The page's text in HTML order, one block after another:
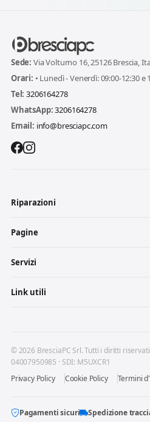
Sede: Via Volturno 16, 25126 Brescia,
Orari: • Lunedì - Venerdì: 09:00-12:30 e
Tel: 3206164278
WhatsApp:3206164278
Email: info@bresciapc.com
Riparazioni
Pagine
Servizi
Link utili
© 2026 BresciaPC Srl. Tutti i diritti riservati.
04007950985 · SDI: M5UXCR1
Privacy Policy
Cookie Policy Termini
Pagamenti sicuri Spedizione